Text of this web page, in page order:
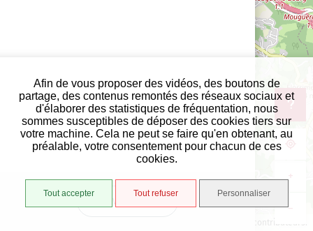
Afin de vous proposer des vidéos, des boutons de
partage, des contenus remontés des réseaux sociaux et
d'élaborer des statistiques de fréquentation, nous
sommes susceptibles de déposer des cookies tiers sur
votre machine. Cela ne peut se faire qu'en obtenant, au
préalable, votre consentement pour chacun de ces
cookies.
Tout accepter Tout refuser Personnaliser
+
−
contributeurs.